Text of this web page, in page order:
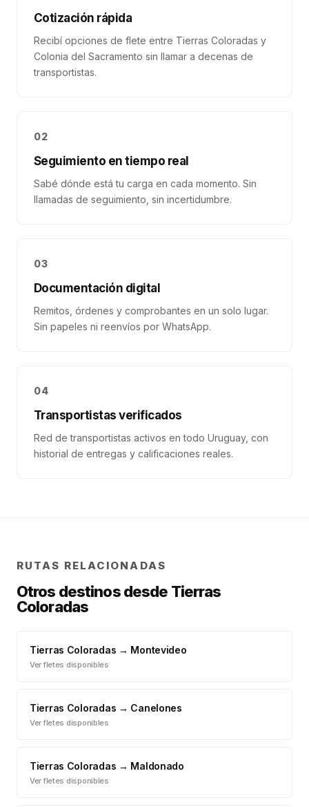
Cotización rápida
Recibí opciones de flete entre Tierras Coloradas y
Colonia del Sacramento sin llamar a decenas de
transportistas.
02
Seguimiento en tiempo real
Sabé dónde está tu carga en cada momento. Sin
llamadas de seguimiento, sin incertidumbre.
03
Documentación digital
Remitos, órdenes y comprobantes en un solo lugar.
Sin papeles ni reenvíos por WhatsApp.
04
Transportistas verificados
Red de transportistas activos en todo Uruguay, con
historial de entregas y calificaciones reales.
RUTAS RELACIONADAS
Otros destinos desde Tierras
Coloradas
Tierras Coloradas → Montevideo
Ver fletes disponibles
Tierras Coloradas → Canelones
Ver fletes disponibles
Tierras Coloradas → Maldonado
Ver fletes disponibles